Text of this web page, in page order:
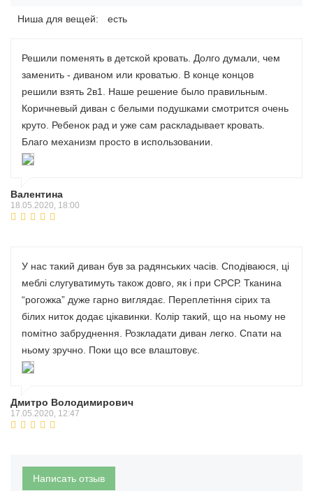
Ниша для вещей: есть
Решили поменять в детской кровать. Долго думали, чем
заменить - диваном или кроватью. В конце концов
решили взять 2в1. Наше решение было правильным.
Коричневый диван с белыми подушками смотрится очень
круто. Ребенок рад и уже сам раскладывает кровать.
Благо механизм просто в использовании.
Валентина
18.05.2020, 18:00
У нас такий диван був за радянських часів. Сподіваюся, ці
меблі слугуватимуть також довго, як і при СРСР. Тканина
“рогожка” дуже гарно виглядає. Переплетіння сірих та
білих ниток додає цікавинки. Колір такий, що на ньому не
помітно забруднення. Розкладати диван легко. Спати на
ньому зручно. Поки що все влаштовує.
Дмитро Володимирович
17.05.2020, 12:47
Написать отзыв